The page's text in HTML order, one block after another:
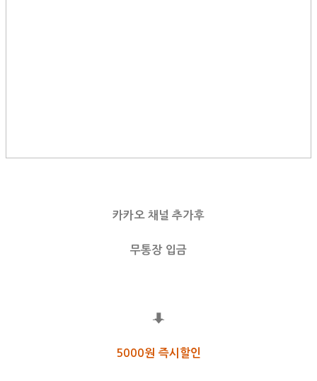
카카오 채널 추가후
무통장 입금
⬇
5000원 즉시할인